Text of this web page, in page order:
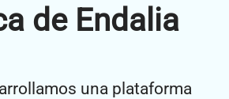
de Endalia
una plataforma